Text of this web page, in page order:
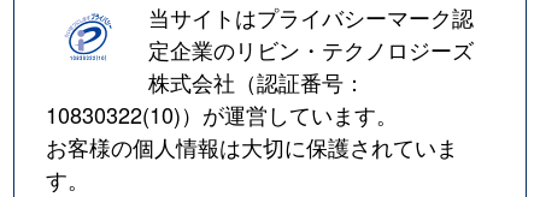
当サイトはプライバシーマーク認
定企業のリビン・テクノロジーズ
株式会社（認証番号：
10830322(10)）が運営しています。
お客様の個人情報は大切に保護されていま
す。